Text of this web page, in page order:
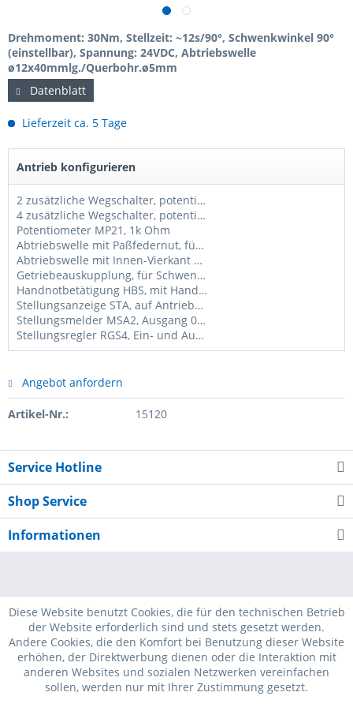
Drehmoment: 30Nm, Stellzeit: ~12s/90°, Schwenkwinkel 90°
(einstellbar), Spannung: 24VDC, Abtriebswelle
ø12x40mmlg./Querbohr.ø5mm
Datenblatt
Lieferzeit ca. 5 Tage
Antrieb konfigurieren
2 zusätzliche Wegschalter, potentialfrei
4 zusätzliche Wegschalter, potentialfrei
Potentiometer MP21, 1k Ohm
Abtriebswelle mit Paßfedernut, für Schwenkantriebe AN40
Abtriebswelle mit Innen-Vierkant SW14mm, für Schwenkantriebe AN40
Getriebeauskupplung, für Schwenkantriebe AN (tw. nicht möglich, bitte anfragen)
Handnotbetätigung HBS, mit Handrad ø150mm, für Schwenkantriebe AN (tw. nicht möglich, bitte anfragen
Stellungsanzeige STA, auf Antriebshaube, für Schwenkantriebe AN
Stellungsmelder MSA2, Ausgang 0/2-10V und 0/4-20mA, für Schwenkantriebe AN
Stellungsregler RGS4, Ein- und Ausgang 0/2-10V und 0/4-20mA, für Schwenkantriebe AN, 24VDC
Angebot anfordern
Artikel-Nr.: 15120
Service Hotline
Shop Service
Informationen
Diese Website benutzt Cookies, die für den technischen Betrieb
der Website erforderlich sind und stets gesetzt werden.
Andere Cookies, die den Komfort bei Benutzung dieser Website
erhöhen, der Direktwerbung dienen oder die Interaktion mit
anderen Websites und sozialen Netzwerken vereinfachen
sollen, werden nur mit Ihrer Zustimmung gesetzt.